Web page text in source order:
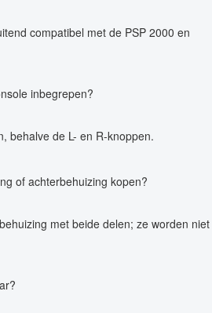
compatibel met de PSP 2000 en
inbegrepen?
behalve de L- en R-knoppen.
of achterbehuizing kopen?
met beide delen; ze worden niet